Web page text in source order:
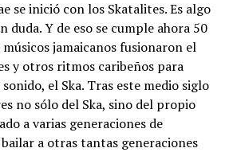
se inició con los Skatalites. Es algo
duda. Y de eso se cumple ahora 50
músicos jamaicanos fusionaron el
y otros ritmos caribeños para
el Ska. Tras este medio siglo
no sólo del Ska, sino del propio
a varias generaciones de
a otras tantas generaciones